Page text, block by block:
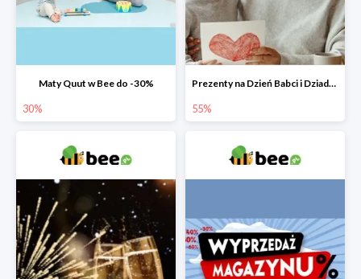
Maty Quut w Bee do -30%
30%
Prezenty na Dzień Babci i Dziadka w Bee do -55%
55%